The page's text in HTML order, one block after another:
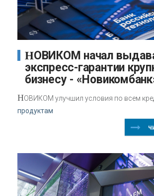
НОВИКОМ начал выдавать
экспресс-гарантии
бизнесу -
НОВИКОМ улучшил условия по всем
продуктам